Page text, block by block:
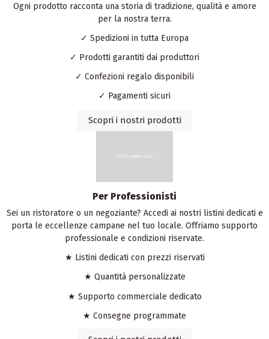
Ogni prodotto racconta una storia di tradizione, qualità e amore
per la nostra terra.
✓ Spedizioni in tutta Europa
✓ Prodotti garantiti dai produttori
✓ Confezioni regalo disponibili
✓ Pagamenti sicuri
Scopri i nostri prodotti
Per Professionisti
Sei un ristoratore o un negoziante? Accedi ai nostri listini dedicati e
porta le eccellenze campane nel tuo locale. Offriamo supporto
professionale e condizioni riservate.
★ Listini dedicati con prezzi riservati
★ Quantità personalizzate
★ Supporto commerciale dedicato
★ Consegne programmate